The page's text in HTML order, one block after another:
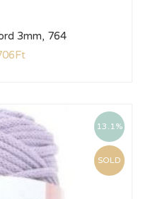
3mm, 764
Ft
13.1%
SOLD